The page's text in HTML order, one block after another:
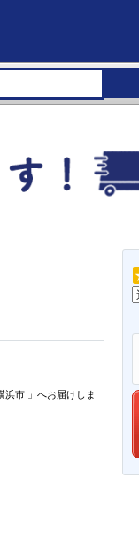
浜市 」 へお届けしま